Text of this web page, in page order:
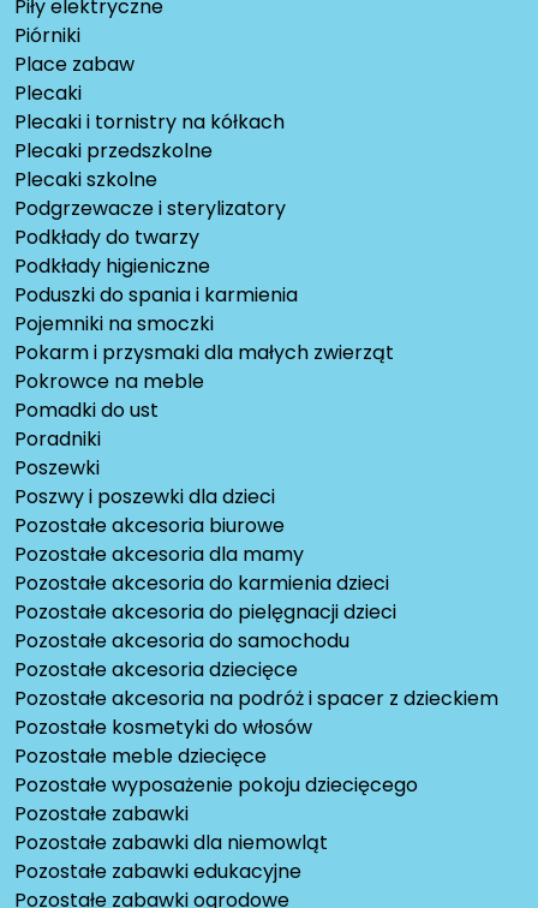
Piły elektryczne
Piórniki
Place zabaw
Plecaki
Plecaki i tornistry na kółkach
Plecaki przedszkolne
Plecaki szkolne
Podgrzewacze i sterylizatory
Podkłady do twarzy
Podkłady higieniczne
Poduszki do spania i karmienia
Pojemniki na smoczki
Pokarm i przysmaki dla małych zwierząt
Pokrowce na meble
Pomadki do ust
Poradniki
Poszewki
Poszwy i poszewki dla dzieci
Pozostałe akcesoria biurowe
Pozostałe akcesoria dla mamy
Pozostałe akcesoria do karmienia dzieci
Pozostałe akcesoria do pielęgnacji dzieci
Pozostałe akcesoria do samochodu
Pozostałe akcesoria dziecięce
Pozostałe akcesoria na podróż i spacer z dzieckiem
Pozostałe kosmetyki do włosów
Pozostałe meble dziecięce
Pozostałe wyposażenie pokoju dziecięcego
Pozostałe zabawki
Pozostałe zabawki dla niemowląt
Pozostałe zabawki edukacyjne
Pozostałe zabawki ogrodowe